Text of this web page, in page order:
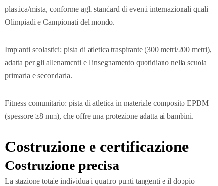
plastica/mista, conforme agli standard di eventi internazionali quali
Olimpiadi e Campionati del mondo.
Impianti scolastici: pista di atletica traspirante (300 metri/200 metri),
adatta per gli allenamenti e l'insegnamento quotidiano nella scuola
primaria e secondaria.
Fitness comunitario: pista di atletica in materiale composito EPDM
(spessore ≥8 mm), che offre una protezione adatta ai bambini.
Costruzione e certificazione
Costruzione precisa
La stazione totale individua i quattro punti tangenti e il doppio